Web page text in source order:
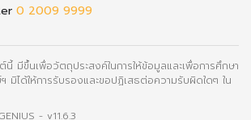
0 2009 9999
นี้ มีขึ้นเพื่อวัตถุประสงค์ในการให้ข้อมูลและเพื่อการศึกษา
มิได้ให้การรับรองและขอปฏิเสธต่อความรับผิดใดๆ ใน
- v11.6.3